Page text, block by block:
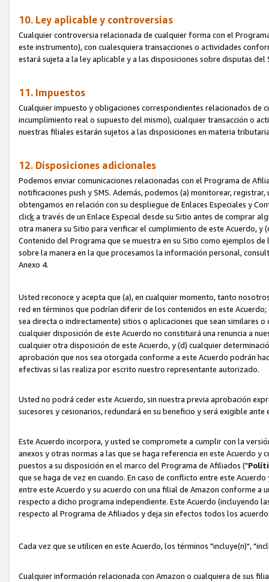
10. Ley aplicable y controversias
Cualquier controversia relacionada de cualquier forma con el
este instrumento), con cualesquiera transacciones o actividades
estará sujeta a la ley aplicable y a las disposiciones sobre disputas
11. Impuestos
Cualquier impuesto y obligaciones correspondientes relacionados de
incumplimiento real o supuesto del mismo), cualquier transacción o
nuestras filiales estarán sujetos a las disposiciones en materia
12. Disposiciones adicionales
Podemos enviar comunicaciones relacionadas con el Programa de
notificaciones push y SMS. Además, podemos (a) monitorear,
obtengamos en relación con su despliegue de Enlaces Especiales y
clicka través de un Enlace Especial desde su Sitio antes de comprar
otra manera su Sitio para verificar el cumplimiento de este Acuerdo,
Contenido del Programa que se muestra en su Sitio como ejemplos
sobre la manera en la que procesamos la información personal,
Anexo 4.
Usted reconoce y acepta que (a), en cualquier momento, tanto
red en términos que podrían diferir de los contenidos en este
sea directa o indirectamente) sitios o aplicaciones que sean similares
cualquier disposición de este Acuerdo no constituirá una renuncia a
cualquier otra disposición de este Acuerdo, y (d) cualquier
aprobación que nos sea otorgada conforme a este Acuerdo podrán
efectivas si las realiza por escrito nuestro representante autorizado.
Usted no podrá ceder este Acuerdo, sin nuestra previa aprobación
sucesores y cesionarios, redundará en su beneficio y será exigible
Este Acuerdo incorpora, y usted se compromete a cumplir con la
anexos y otras normas a las que se haga referencia en este Acuerdo
puestos a su disposición en el marco del Programa de Afiliados ("
que se haga de vez en cuando. En caso de conflicto entre este
entre este Acuerdo y su acuerdo con una filial de Amazon conforme
respecto a dicho programa independiente. Este Acuerdo (incluyendo
respecto al Programa de Afiliados y deja sin efectos todos los
Cada vez que se utilicen en este Acuerdo, los términos "incluye(n)",
Cualquier información relacionada con Amazon o cualquiera de sus